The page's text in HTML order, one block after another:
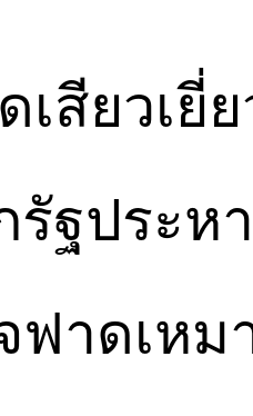
สียวเยี่
ฐประห
ฟาดเหม